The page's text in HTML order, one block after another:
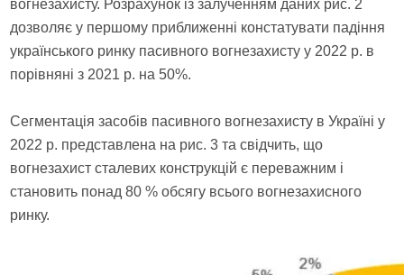
вогнезахисту. Розрахунок із залученням даних рис. 2
дозволяє у першому приближенні констатувати падіння
українського ринку пасивного вогнезахисту у 2022 р. в
порівняні з 2021 р. на 50%.
Сегментація засобів пасивного вогнезахисту в Україні у
2022 р. представлена на рис. 3 та свідчить, що
вогнезахист сталевих конструкцій є переважним і
становить понад 80 % обсягу всього вогнезахисного
ринку.